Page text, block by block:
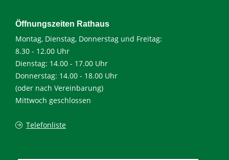
Öffnungszeiten Rathaus
Montag, Dienstag, Donnerstag und Freitag:
8.30 - 12.00 Uhr
Dienstag: 14.00 - 17.00 Uhr
Donnerstag: 14.00 - 18.00 Uhr
(oder nach Vereinbarung)
Mittwoch geschlossen
Telefonliste